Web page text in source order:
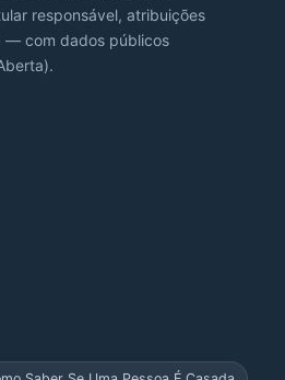
responsável, atribuições
— com dados públicos